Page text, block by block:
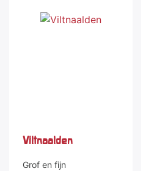
Viltnaalden
Grof en fijn